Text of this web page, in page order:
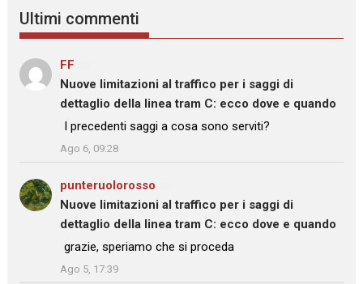
Ultimi commenti
FF
Nuove limitazioni al traffico per i saggi di
dettaglio della linea tram C: ecco dove e quando
: “ I precedenti saggi a cosa sono serviti?
Ago 6, 09:28
punteruolorosso
Nuove limitazioni al traffico per i saggi di
dettaglio della linea tram C: ecco dove e quando
: “
grazie, speriamo che si proceda
”
Ago 5, 17:39